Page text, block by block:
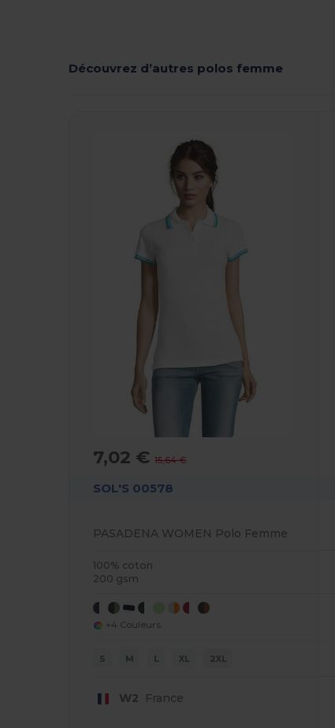
Découvrez d’autres polos femme
Personnalisez-
7,02 €15,64 €
SOL'S 00578
PASADENA WOMEN Polo Femme
100% coton
200 gsm
+4 Couleurs
S M L XL 2XL
W2 France